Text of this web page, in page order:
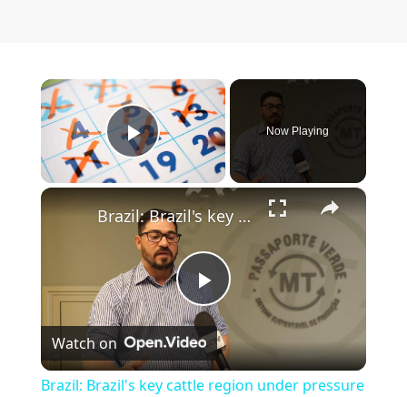
×
Play Video
Now Playing
×
Play Video
Brazil: Brazil's key cattle region under pressure amid Middle East tension.
Watch on
Brazil: Brazil's key cattle region under pressure